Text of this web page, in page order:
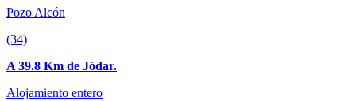
Pozo Alcón
(34)
A 39.8 Km de Jódar.
Alojamiento entero